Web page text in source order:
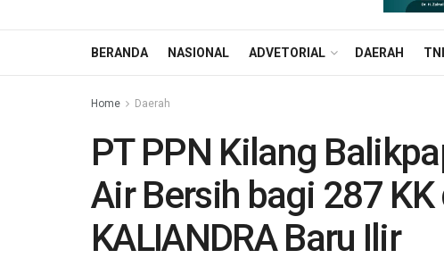
BERANDA NASIONAL ADVETORIAL DAERAH
Home Daerah
PT PPN Kilang
Air Bersih bagi 287
KALIANDRA Baru Ilir